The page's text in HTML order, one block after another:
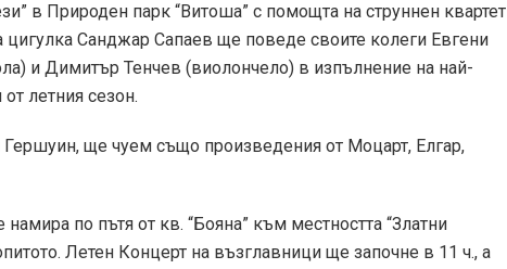
в Природен парк “Витоша” с помощта на струннен квартет
Санджар Сапаев ще поведе своите колеги Евгени
и Димитър Тенчев (виолончело) в изпълнение на най-
летния сезон.
ще чуем също произведения от Моцарт, Елгар,
по пътя от кв. “Бояна” към местността “Златни
Летен Концерт на възглавници ще започне в 11 ч., а